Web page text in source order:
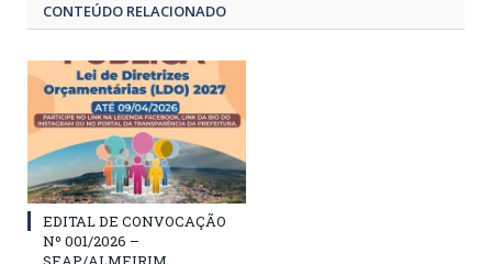
CONTEÚDO RELACIONADO
EDITAL DE CONVOCAÇÃO
Nº 001/2026 –